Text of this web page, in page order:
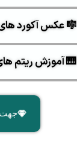
🎼 عکس آکورد
🎹 آموزش ریتم های
جهت